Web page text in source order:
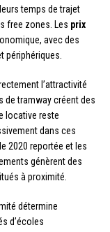
temps de trajet
free zones. Les prix
avec des
périphériques.
l’attractivité
de tramway créent des
locative reste
dans ces
2020 reportée et les
génèrent des
à proximité.
détermine
d’écoles